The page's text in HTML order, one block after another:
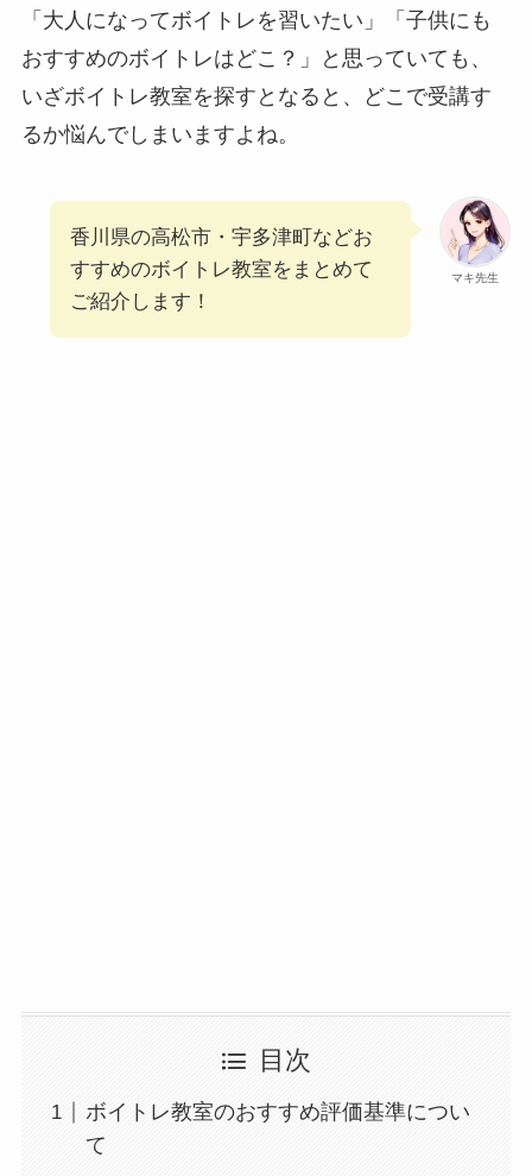
「大人になってボイトレを習いたい」「子供にも
おすすめのボイトレはどこ？」と思っていても、
いざボイトレ教室を探すとなると、どこで受講す
るか悩んでしまいますよね。
マキ先生
香川県の高松市・宇多津町などお
すすめのボイトレ教室をまとめて
ご紹介します！
目次
ボイトレ教室のおすすめ評価基準につい
て